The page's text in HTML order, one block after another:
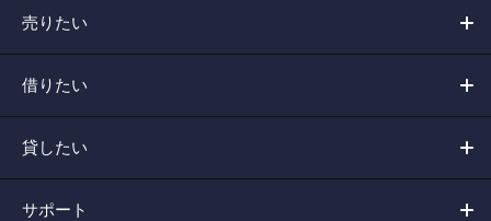
売りたい
借りたい
貸したい
サポート